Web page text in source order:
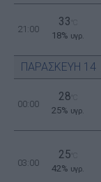
21:00
33
18% υγρ.
ΠΑΡΑΣΚΕΥΗ 14
00:00
28
25% υγρ.
03:00
25
42% υγρ.